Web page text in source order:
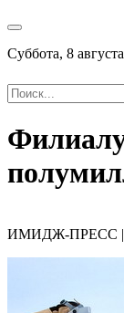
Суббота, 8
ИМИДЖ-ПРЕСС |